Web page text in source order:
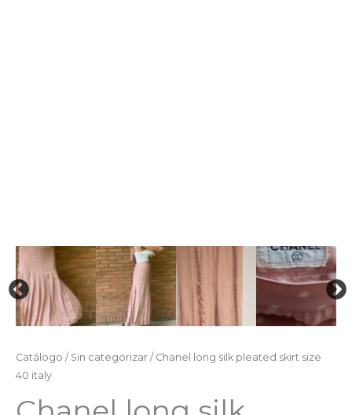
Catálogo / Sin categorizar / Chanel long silk pleated skirt size
40 italy